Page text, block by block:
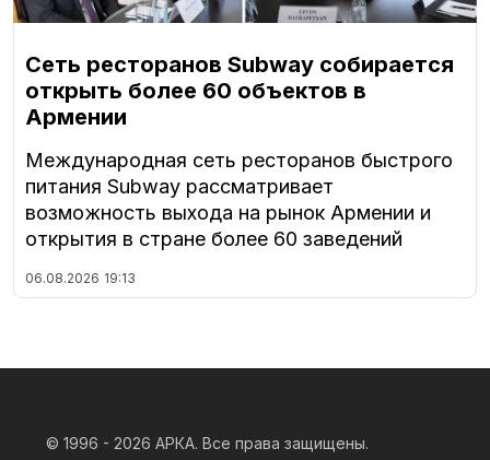
Сеть ресторанов Subway собирается
открыть более 60 объектов в
Армении
Международная сеть ресторанов быстрого
питания Subway рассматривает
возможность выхода на рынок Армении и
открытия в стране более 60 заведений
06.08.2026 19:13
© 1996 - 2026 АРКА. Все права защищены.